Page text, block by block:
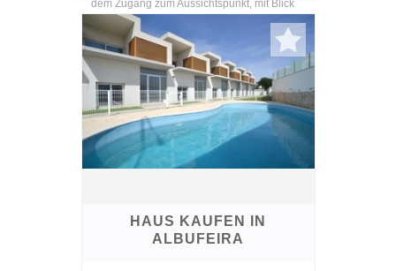
dem Zugang zum Aussichtspunkt, mit Blick
auf die
HAUS KAUFEN IN
ALBUFEIRA